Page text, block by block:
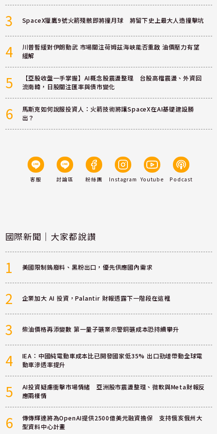
3 SpaceX獵鷹9號火箭殘骸即將撞月球 將留下史上最大人造撞擊坑
4
川普暫緩對伊朗動武 市場關注荷姆茲海峽能否重啟 油價壓力有望
緩解
5
【亞股收盤一手掌握】AI概念股震盪整理 台股高檔震盪、外資回
流南韓，日股關注匯率與債市變化
6
馬斯克如何說服投資人：火箭技術將讓SpaceX在AI基礎建設勝
出？
客服 討論區 粉絲團 Instagram Youtube Podcast
國際新聞｜大家都說讚
1 美國限制鎢廢料、黑粉出口，優先供應國內需求
2 企業加大 AI 投資，Palantir 財報透露下一階段在這裡
3 柴油價格再添變數 第一量子礦業示警銅礦成本恐持續攀升
4
IEA：中國純電動車成本比已開發國家低35% 出口勁增帶動全球電
動車滲透率提升
5
AI投資疑慮衝擊市場情緒 亞洲股市震盪整理、微軟與Meta財報反
應兩樣情
6
傳傳輝達將為OpenAI提供2500億美元融資擔保 支持俄亥俄州大
型資料中心計畫